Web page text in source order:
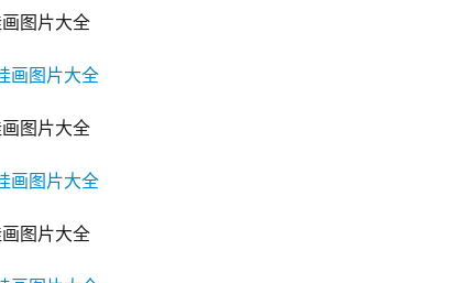
图片大全
图片大全
图片大全